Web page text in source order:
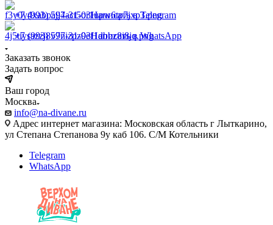
+7 (993) 597-31-03Написать в Telegram
+7 (993) 597-31-03Написать в WhatsApp
Заказать звонок
Задать вопрос
Ваш город
Москва
info@na-divane.ru
Адрес интернет магазина: Московская область г Лыткарино,
ул Степана Степанова 9у каб 106. С/М Котельники
Telegram
WhatsApp